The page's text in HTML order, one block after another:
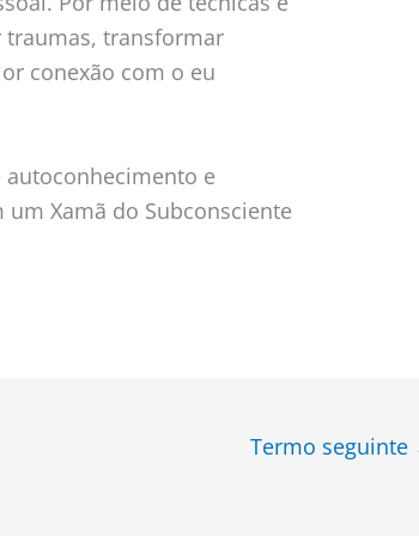
traumas, transformar
conexão com o eu
autoconhecimento e
Xamã do Subconsciente
Termo seguinte